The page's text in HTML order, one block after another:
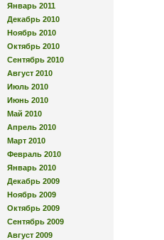
Январь 2011
Декабрь 2010
Ноябрь 2010
Октябрь 2010
Сентябрь 2010
Август 2010
Июль 2010
Июнь 2010
Май 2010
Апрель 2010
Март 2010
Февраль 2010
Январь 2010
Декабрь 2009
Ноябрь 2009
Октябрь 2009
Сентябрь 2009
Август 2009